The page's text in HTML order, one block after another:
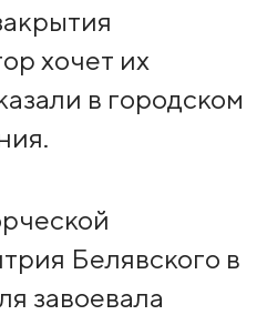
хочет их
в городском
Белявского в
завоевала